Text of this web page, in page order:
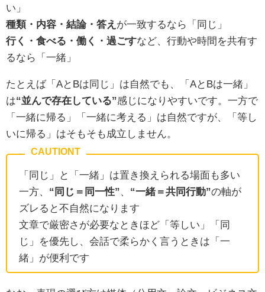
い」
種類・内容・結論・答え が一致するなら「同じ」
行く・食べる・働く・過ごすなど、行動や時間を共有す
るなら「一緒」
たとえば「AとBは同じ」は自然でも、「AとBは一緒」
は“並んで存在している”感じになりやすいです。一方で
「一緒に帰る」「一緒に考える」は自然ですが、「等し
いに帰る」はそもそも成立しません。
「同じ」と「一緒」は置き換えられる場面も多い
一方、 “同じ＝同一性” “一緒＝共同行動”の軸が
ズレると不自然になります
文章で厳密さが必要なときほど「等しい」「同
じ」を優先し、会話で柔らかく言うときは「一
緒」が便利です